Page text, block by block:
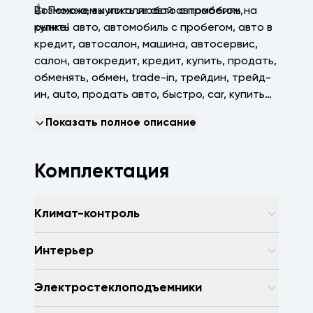
👍 Поможем купить любой автомобиль на
рынке!
Возможно, вы искали: авто с пробегом,
купить авто, автомобиль с пробегом, авто в
кредит, автосалон, машина, автосервис,
салон, автокредит, кредит, купить, продать,
обменять, обмен, trаdе-in, трейдин, трейд-
ин, аutо, продать авто, быстро, саr, купить
пробегсервис, селект, арконт, Волгоград,
Показать полное описание
Комплектация
Климат-контроль
Интерьер
Электростеклоподъемники